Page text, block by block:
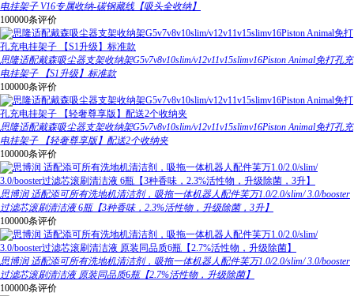
电挂架子 V16专属收纳-碳钢藏线【吸头全收纳】
100000条评价
思隆适配戴森吸尘器支架收纳架G5v7v8v10slim/v12v11v15slimv16Piston Animal免打孔充
电挂架子 【S1升级】标准款
100000条评价
思隆适配戴森吸尘器支架收纳架G5v7v8v10slim/v12v11v15slimv16Piston Animal免打孔充
电挂架子 【轻奢尊享版】配送2个收纳夹
100000条评价
思博润 适配添可所有洗地机清洁剂，吸拖一体机器人配件芙万1.0/2.0/slim/ 3.0/booster
过滤芯滚刷清洁液 6瓶【3种香味，2.3%活性物，升级除菌，3升】
100000条评价
思博润 适配添可所有洗地机清洁剂，吸拖一体机器人配件芙万1.0/2.0/slim/ 3.0/booster
过滤芯滚刷清洁液 原装同品质6瓶【2.7%活性物，升级除菌】
100000条评价